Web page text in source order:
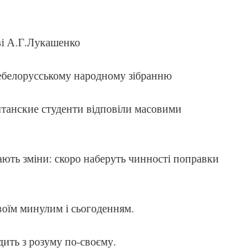
А.Г.Лукашенко
народному зібранню
студенти відповіли масовими
зміни: скоро наберуть чинності поправки
минулим і сьогоденням.
з розуму по-своєму.